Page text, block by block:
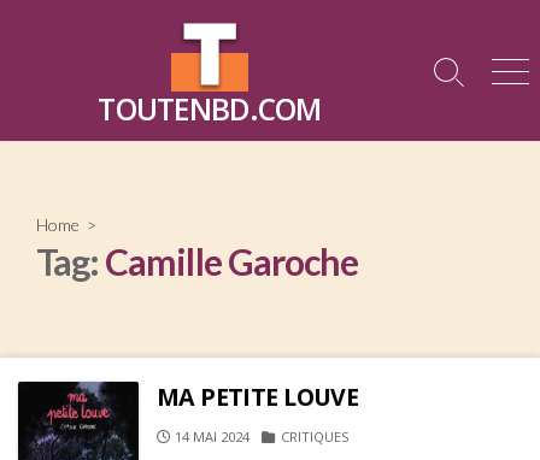
TOUTENBD.COM
Search
Home >
Tag:Camille Garoche
MA PETITE LOUVE
PUBLISHED
14 MAI 2024 CATEGORIES
CRITIQUES